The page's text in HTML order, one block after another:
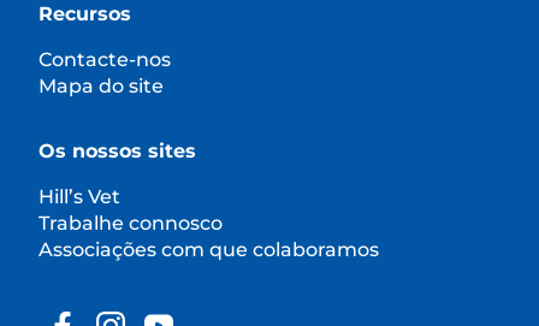
Recursos
Contacte-nos
Mapa do site
Os nossos sites
Hill’s Vet
Trabalhe connosco
Associações com que colaboramos